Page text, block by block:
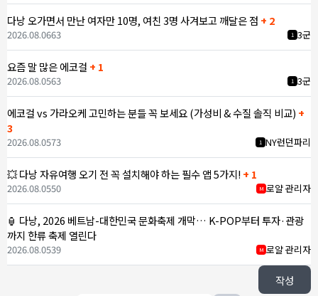
다낭 오가면서 만난 여자만 10명, 여친 3명 사겨보고 깨달은 점 + 2
1 3군
2026.08.0663
요즘 말 많은 에코걸 + 1
1 3군
2026.08.0563
에코걸 vs 가라오케 고민하는 분들 꼭 보세요 (가성비 & 수질 솔직 비교) +
3
1 NY런던파리
2026.08.0573
💥 다낭 자유여행 오기 전 꼭 설치해야 하는 필수 앱 5가지! + 1
M 로얄 관리자
2026.08.0550
🏮 다낭, 2026 베트남-대한민국 문화축제 개막… K-POP부터 투자·관광
까지 한류 축제 열린다
M 로얄 관리자
2026.08.0539
작성